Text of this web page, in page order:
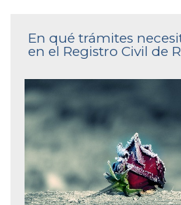
En qué trámites
en el Registro Civil de